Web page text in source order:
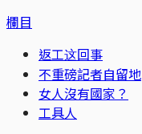
欄目
返工这回事
不重磅記者自留地
女人沒有國家？
工具人